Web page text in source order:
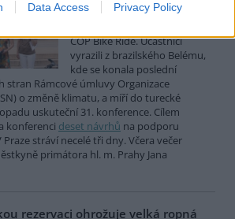
Data Access Privacy Policy
Do Prahy dnes dorazili jezdci
COP Bike Ride. Účastníci
vyrazili z brazilského Belému,
kde se konala poslední
stran Rámcové úmluvy Organizace
o změně klimatu, a míří do turecké
uskuteční 31. konference. Cílem
konferenci deset návrhů na podporu
stráví necelé tři dny. Včera večer
primátora hl. m. Prahy Jana
rezervaci ohrožuje velká ropná